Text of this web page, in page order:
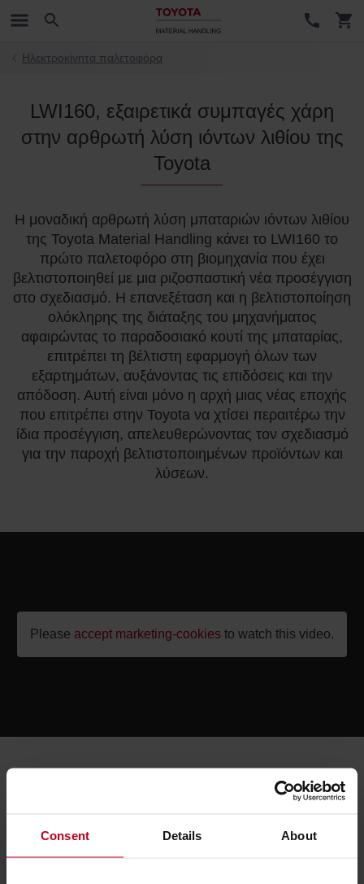
Consent Details About
Ηλεκτροκίνητα παλετοφόρα
LWI160, εξαιρετικά συμπαγές χάρη
στην αρθρωτή λύση ιόντων λιθίου της
Toyota
Η μοναδική αρθρωτή λύση μπαταριών ιόντων λιθίου
της Toyota Material Handling κάνει το LWI160 το
πρώτο παλετοφόρο στη βιομηχανία που έχει
βελτιστοποιηθεί με μια ριζοσπαστική νέα προσέγγιση
στο σχεδιασμό. Η επανεξέταση και η βελτιστοποίηση
ολόκληρης της διάταξης του μηχανήματος
αφαιρώντας το παραδοσιακό κουτί της μπαταρίας,
επιτρέπει τη βέλτιστη εφαρμογή όλων των
εξαρτημάτων, αυξάνοντας τις επιδόσεις και την
απόδοση. Αυτή είναι μόνο η αρχή μιας νέας εποχής
που επιτρέπει στην Toyota να χτίσει περαιτέρω την
ίδια προσέγγιση, απελευθερώνοντας τον σχεδιασμό
για την παροχή βελτιστοποιημένων προϊόντων και
λύσεων.
Please accept marketing-cookies to watch this video.
Ψάχνετε για ηλεκτροκίνητο
Ανακαλύψτε όλα τα ηλεκτροκίνητα
παλετοφόρα στο online κατάστημα μας ή